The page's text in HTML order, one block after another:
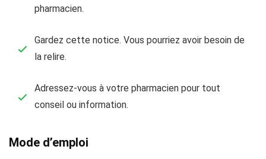
pharmacien.
Gardez cette notice. Vous pourriez avoir besoin de
la relire.
Adressez-vous à votre pharmacien pour tout
conseil ou information.
Mode d’emploi